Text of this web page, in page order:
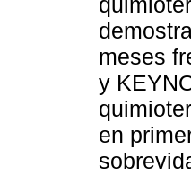
meses
y
en